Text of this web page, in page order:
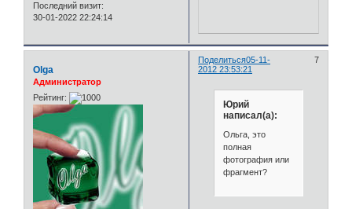
Последний визит:
30-01-2022 22:24:14
Поделиться 7
05-11-
2012 23:53:21
Olga
Администратор
Рейтинг:
Юрий
написал(а):
Ольга, это
полная
фотография или
фрагмент?